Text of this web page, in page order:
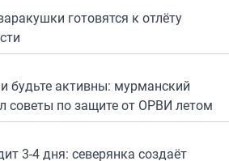
готовятся к отлёту
будьте активны: мурманский
советы по защите от ОРВИ летом
3-4 дня: северянка создаёт